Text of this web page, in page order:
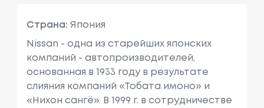
Страна: Япония
Nissan - одна из старейших японских
компаний - автопроизводителей,
основанная в 1933 году в результате
слияния компаний «Тобата имоно» и
«Нихон сангё». В 1999 г. в сотрудничестве